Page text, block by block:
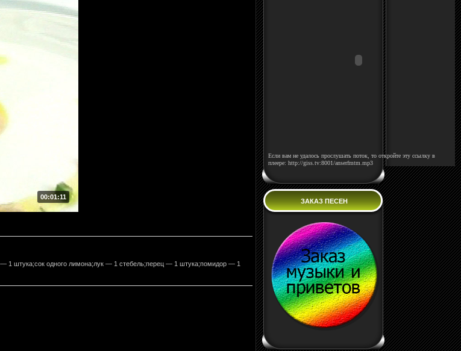
00:01:11
1 штука;сок одного лимона;лук — 1 стебель;перец — 1 штука;помидор — 1
Если вам не удалось прослушать поток, то откройте эту ссылку в
плеере: http://giss.tv:8001/anserfmtm.mp3
ЗАКАЗ ПЕСЕН